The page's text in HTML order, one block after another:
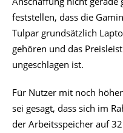
feststellen, dass die
Tulpar grundsätzlich
gehören und das
ungeschlagen ist.
Für Nutzer mit noch
sei gesagt, dass sich im
der Arbeitsspeicher auf